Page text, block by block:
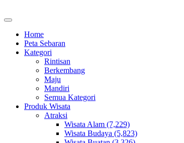
Home
Peta Sebaran
Kategori
Rintisan
Berkembang
Maju
Mandiri
Semua Kategori
Produk Wisata
Atraksi
Wisata Alam (7,229)
Wisata Budaya (5,823)